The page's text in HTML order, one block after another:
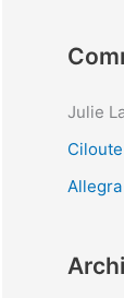
:
Julie
Ciloute
Allegra